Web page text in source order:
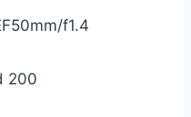
f1.4
200